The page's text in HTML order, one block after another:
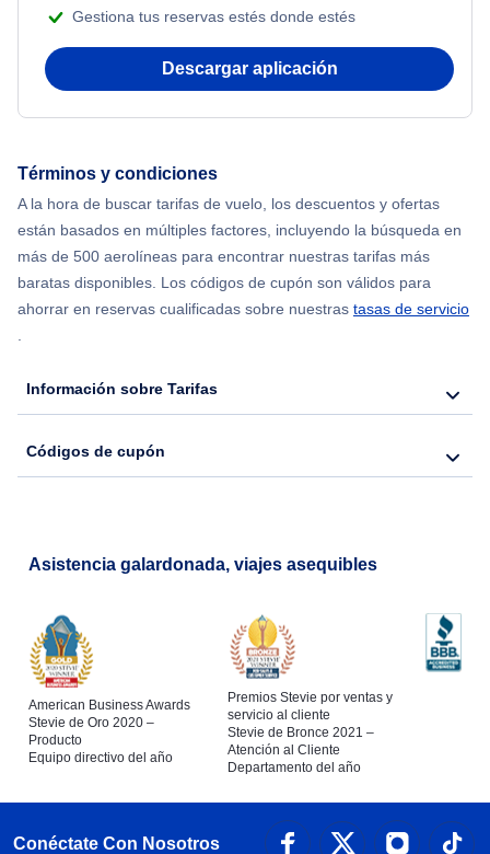
Flights from Delhi to Nueva York
Flights from Nueva York to Hong Kong
Flights from Nueva York to Lisboa
Gestiona tus reservas estés donde estés
Descargar aplicación
Términos y condiciones
A la hora de buscar tarifas de vuelo, los descuentos y ofertas
están basados en múltiples factores, incluyendo la búsqueda en
más de 500 aerolíneas para encontrar nuestras tarifas más
baratas disponibles. Los códigos de cupón son válidos para
ahorrar en reservas cualificadas sobre nuestras tasas de servicio
.
Información sobre Tarifas
Códigos de cupón
Asistencia galardonada, viajes asequibles
American Business Awards
Stevie de Oro 2020 –
Producto
Equipo directivo del año
Premios Stevie por ventas y
servicio al cliente
Stevie de Bronce 2021 –
Atención al Cliente
Departamento del año
Conéctate Con Nosotros